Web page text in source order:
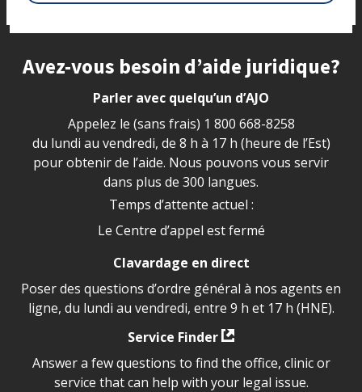
Site footer
Avez-vous besoin d’aide juridique?
Parler avec quelqu’un d’AJO
Appelez le (sans frais) 1 800 668-8258
du lundi au vendredi, de 8 h à 17 h (heure de l’Est)
pour obtenir de l’aide. Nous pouvons vous servir
dans plus de 300 langues.
Temps d’attente actuel :
Le Centre d’appel est fermé
Clavardage en direct
Poser des questions d’ordre général à nos agents en
ligne, du lundi au vendredi, entre 9 h et 17 h (HNE).
Service Finder
Answer a few questions to find the office, clinic or
service that can help with your legal issue.